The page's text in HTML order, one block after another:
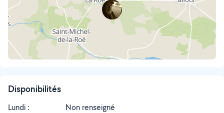
Disponibilités
Lundi :
Non renseigné